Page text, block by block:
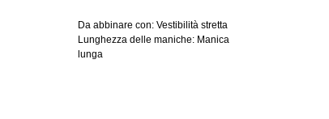
Da abbinare con: Vestibilità stretta
Lunghezza delle maniche: Manica
lunga